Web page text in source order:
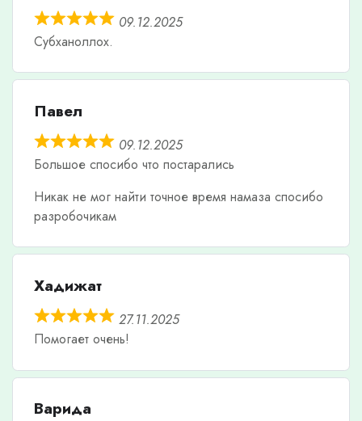
09.12.2025
Субханоллох.
Павел
09.12.2025
Большое спосибо что постарались
Никак не мог найти точное время намаза спосибо
разробочикам
Хадижат
27.11.2025
Помогает очень!
Варида